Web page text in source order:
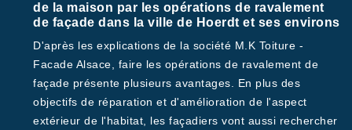
de la maison par les opérations de ravalement
de façade dans la ville de Hoerdt et ses environs
D'après les explications de la société M.K Toiture -
Facade Alsace, faire les opérations de ravalement de
façade présente plusieurs avantages. En plus des
objectifs de réparation et d'amélioration de l'aspect
extérieur de l'habitat, les façadiers vont aussi rechercher